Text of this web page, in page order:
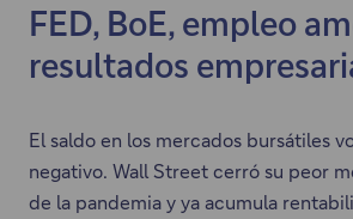
FED, BoE, empleo
resultados
El saldo en los mercados bursátiles
negativo. Wall Street cerró su peor
de la pandemia y ya acumula